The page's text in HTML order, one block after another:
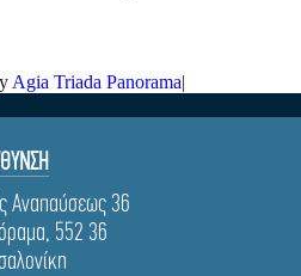
Agia Triada Panorama|
Αναπαύσεως 36
552 36